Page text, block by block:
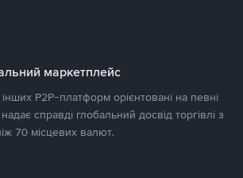
маркетплейс
P2P-платформ орієнтовані на певні
справді глобальний досвід торгівлі з
70 місцевих валют.